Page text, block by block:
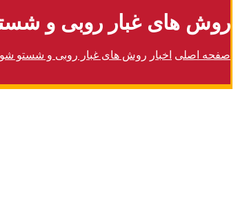
روش های غبار روبی و
صفحه اصلی اخبار روش های غبار روبی و شستو